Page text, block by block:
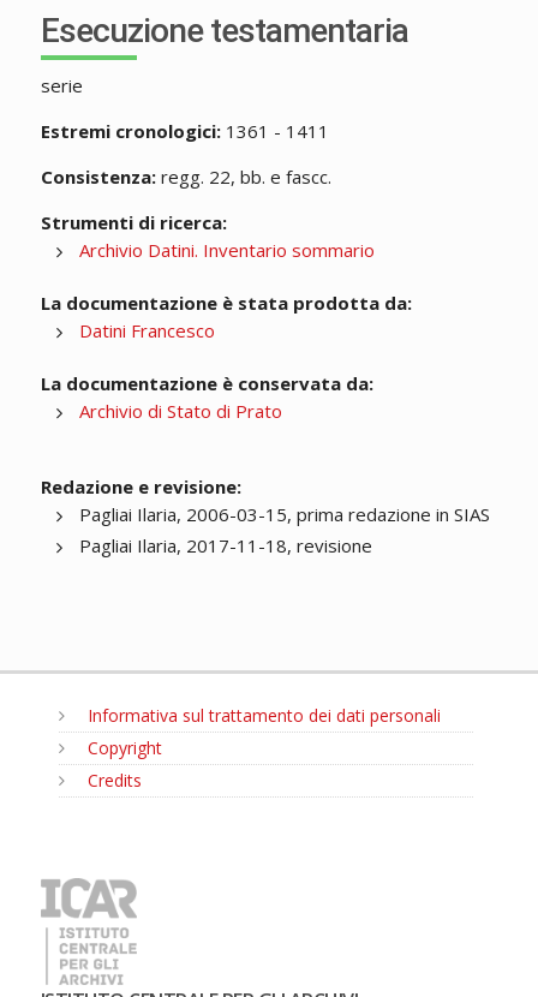
Esecuzione testamentaria
serie
Estremi cronologici:1361 - 1411
Consistenza:regg. 22, bb. e fascc.
Strumenti di ricerca:
Archivio Datini. Inventario sommario
La documentazione è stata prodotta da:
Datini Francesco
La documentazione è conservata da:
Archivio di Stato di Prato
Redazione e revisione:
Pagliai Ilaria, 2006-03-15, prima redazione in SIAS
Pagliai Ilaria, 2017-11-18, revisione
Informativa sul trattamento dei dati personali
Copyright
Credits